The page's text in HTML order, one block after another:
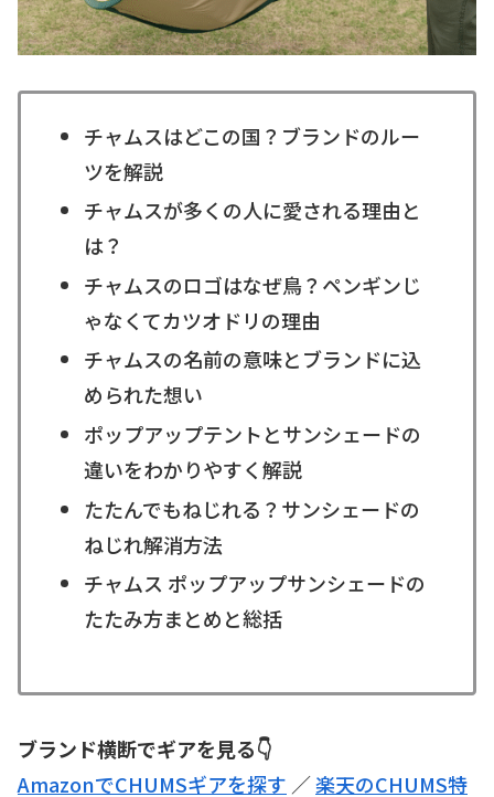
チャムスはどこの国？ブランドのルー
ツを解説
チャムスが多くの人に愛される理由と
は？
チャムスのロゴはなぜ鳥？ペンギンじ
ゃなくてカツオドリの理由
チャムスの名前の意味とブランドに込
められた想い
ポップアップテントとサンシェードの
違いをわかりやすく解説
たたんでもねじれる？サンシェードの
ねじれ解消方法
チャムス ポップアップサンシェードの
たたみ方まとめと総括
ブランド横断でギアを見る👇
AmazonでCHUMSギアを探す ／楽天のCHUMS特